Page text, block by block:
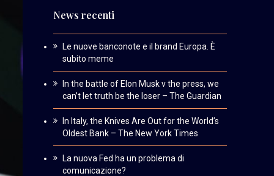
News recenti
Le nuove banconote e il brand Europa. È
subito meme
In the battle of Elon Musk v the press, we
can’t let truth be the loser – The Guardian
In Italy, the Knives Are Out for the World’s
Oldest Bank – The New York Times
La nuova Fed ha un problema di
comunicazione?